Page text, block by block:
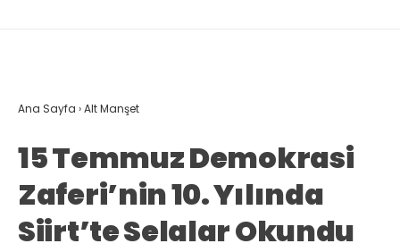
Ana Sayfa ›Alt Manşet
15 Temmuz Demokrasi
Zaferi’nin 10. Yılında
Siirt’te Selalar Okundu